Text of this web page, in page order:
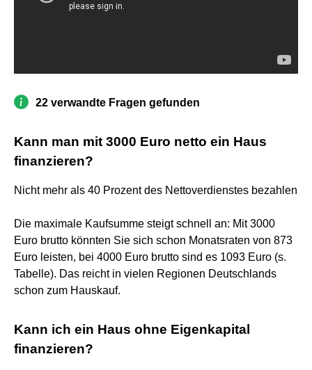
22 verwandte Fragen gefunden
Kann man mit 3000 Euro netto ein Haus
finanzieren?
Nicht mehr als 40 Prozent des Nettoverdienstes bezahlen
Die maximale Kaufsumme steigt schnell an: Mit 3000
Euro brutto könnten Sie sich schon Monatsraten von 873
Euro leisten, bei 4000 Euro brutto sind es 1093 Euro (s.
Tabelle). Das reicht in vielen Regionen Deutschlands
schon zum Hauskauf.
Kann ich ein Haus ohne Eigenkapital
finanzieren?